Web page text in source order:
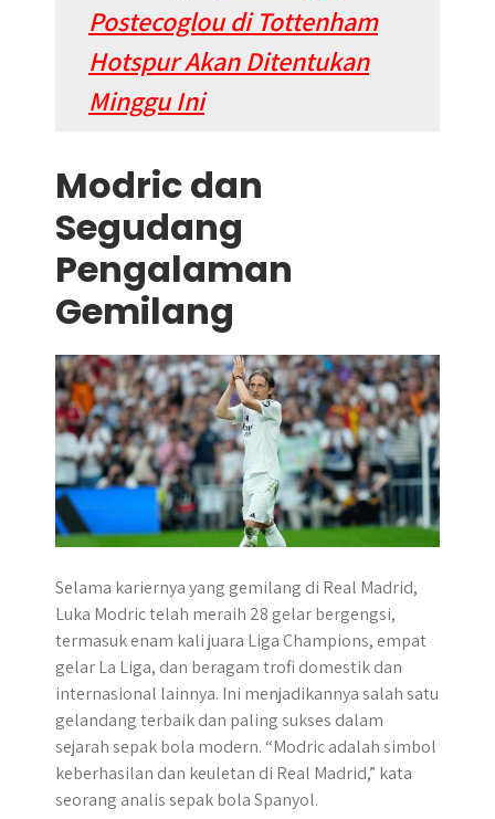
Postecoglou di Tottenham
Hotspur Akan Ditentukan
Minggu Ini
Modric dan
Segudang
Pengalaman
Gemilang
Selama kariernya yang gemilang di Real Madrid,
Luka Modric telah meraih 28 gelar bergengsi,
termasuk enam kali juara Liga Champions, empat
gelar La Liga, dan beragam trofi domestik dan
internasional lainnya. Ini menjadikannya salah satu
gelandang terbaik dan paling sukses dalam
sejarah sepak bola modern. “Modric adalah simbol
keberhasilan dan keuletan di Real Madrid,” kata
seorang analis sepak bola Spanyol.